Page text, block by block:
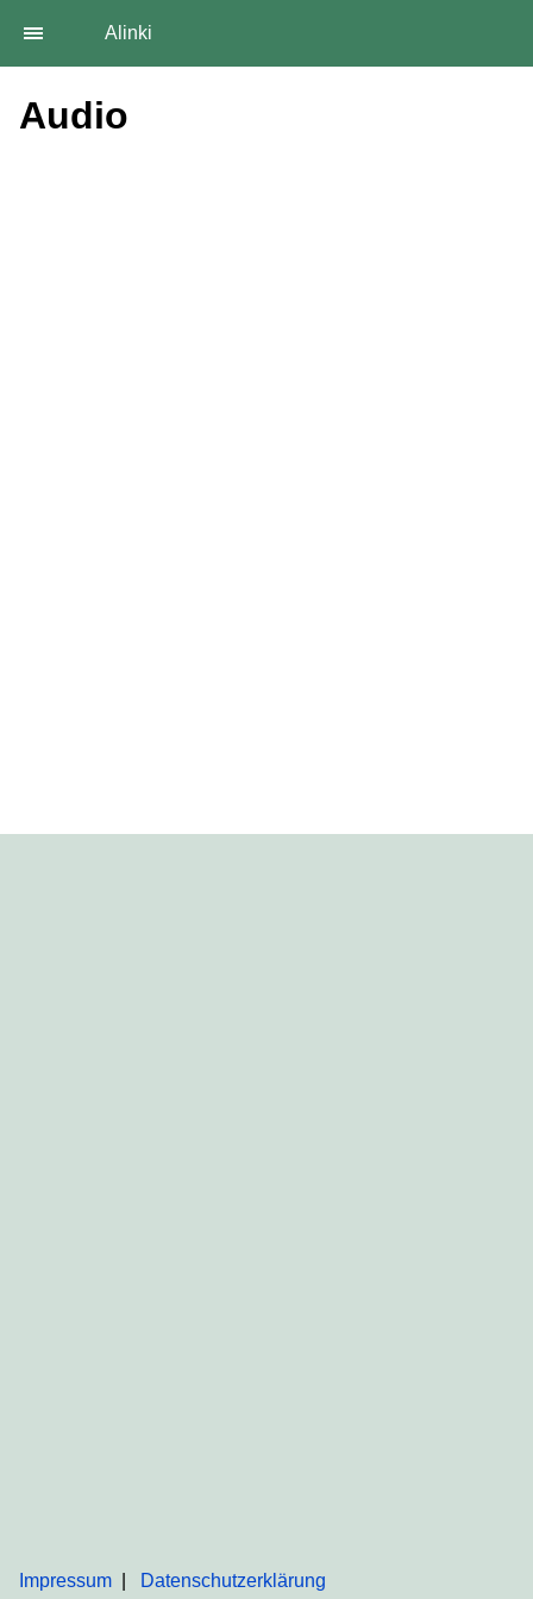
Alinki
Audio
Impressum Datenschutzerklärung